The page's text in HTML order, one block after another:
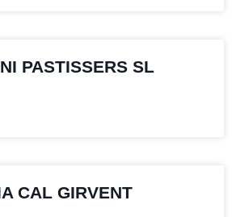
PASTISSERS SL
CAL GIRVENT